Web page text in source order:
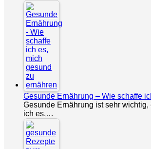
Gesunde Ernährung – Wie schaffe
Gesunde Ernährung ist sehr
ich es,…